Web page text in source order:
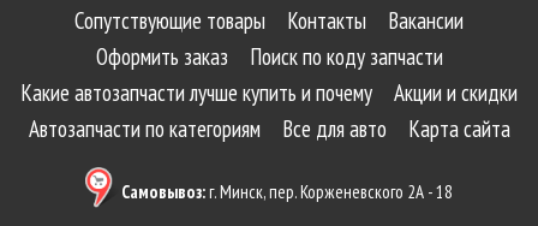
Сопутствующие товары
Контакты
Вакансии
Оформить заказ
Поиск по коду запчасти
Какие автозапчасти лучше купить и почему
Акции и скидки
Автозапчасти по категориям
Все для авто Карта сайта
Самовывоз:г. Минск, пер. Корженевского 2А - 18